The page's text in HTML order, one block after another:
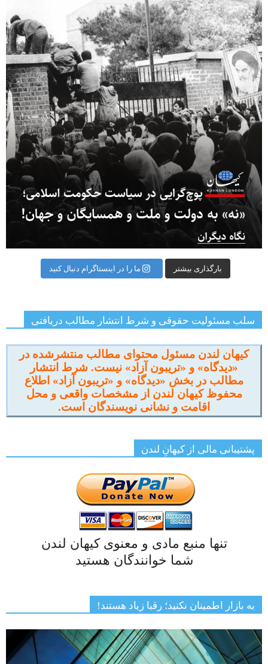
بارگذاری بیشتر ما را در اینستاگرام دنبال کنید
سلب مسئولیت حقوقی و شرط انتشار مطالب دریافتی
کیهان لندن مسئول محتوای مطالب منتشرشده در
«دیدگاه» و «تریبون آزاد» نیست. شرط انتشار
مطالب در بخش «دیدگاه» و «تریبون آزاد» اطلاع
محفوظ کیهان لندن از مشخصات واقعی و محل
اقامت و نشانی نویسندگان است.
پشتیبانی مالی از کیهانِ لندن
تنها منبع مادی و معنوی کیهان لندن
شما خوانندگان هستید
به بازار اطمینان نکنید؛ رقبا زیاد هستند!